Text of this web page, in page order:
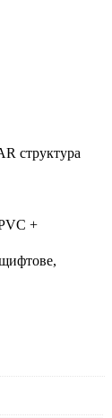
структура
+